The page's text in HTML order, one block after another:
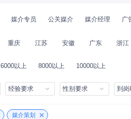
媒介专员 公关媒介 媒介经理 广
重庆 江苏 安徽 广东 浙江
6000以上 8000以上 10000以上
经验要求 性别要求 到岗
媒介策划